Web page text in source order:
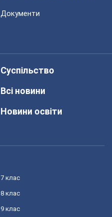
Документи
Суспільство
Всі новини
Новини освіти
7 клас
8 клас
9 клас